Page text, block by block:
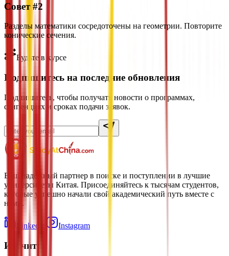
Совет #2
Разделы математики сосредоточены на геометрии. Повторите
конические сечения.
Будьте в курсе
Подпишитесь на последние обновления
Подпишитесь, чтобы получать новости о программах,
стипендиях и сроках подачи заявок.
Ваш надежный партнер в поиске и поступлении в лучшие
университеты Китая. Присоединяйтесь к тысячам студентов,
которые успешно начали свой академический путь вместе с
нами.
LinkedIn Instagram
Изучить